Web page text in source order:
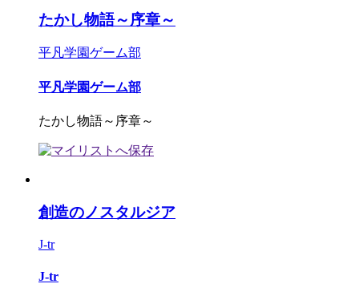
たかし物語～序章～
平凡学園ゲーム部
平凡学園ゲーム部
たかし物語～序章～
創造のノスタルジア
J-tr
J-tr